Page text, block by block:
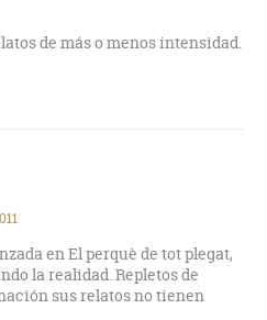
de más o menos intensidad.
en El perquè de tot plegat,
la realidad. Repletos de
sus relatos no tienen